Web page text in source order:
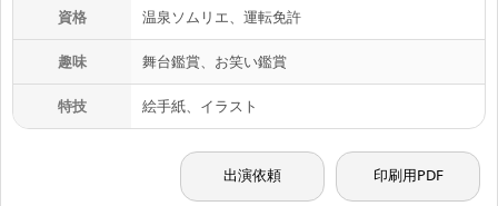
資格 温泉ソムリエ、運転免許
趣味 舞台鑑賞、お笑い鑑賞
特技 絵手紙、イラスト
出演依頼 印刷用PDF